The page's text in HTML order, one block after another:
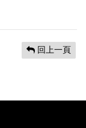
回上一頁